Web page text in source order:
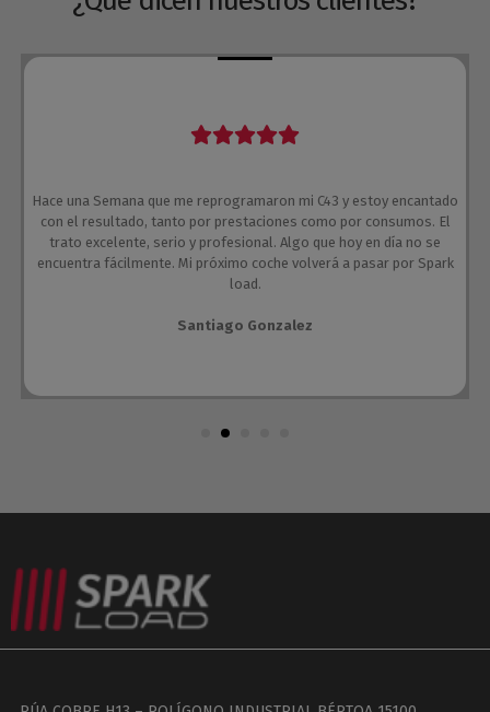
Hace una Semana que me reprogramaron mi C43 y estoy encantado
con el resultado, tanto por prestaciones como por consumos. El
trato excelente, serio y profesional. Algo que hoy en día no se
encuentra fácilmente. Mi próximo coche volverá a pasar por Spark
load.
Santiago Gonzalez